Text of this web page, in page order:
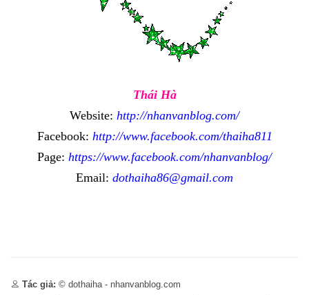
Thái Hà
Website: http://nhanvanblog.com/
Facebook: http://www.facebook.com/thaiha811
Page: https://www.facebook.com/nhanvanblog/
Email: dothaiha86@gmail.com
Tác giả: © dothaiha - nhanvanblog.com